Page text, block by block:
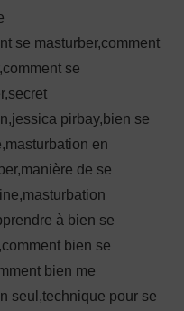
se masturber,comment
se
pirbay,bien se
en
de se
à bien se
bien se
bien me
seul,technique pour se